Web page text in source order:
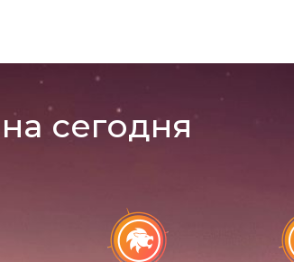
сегодня